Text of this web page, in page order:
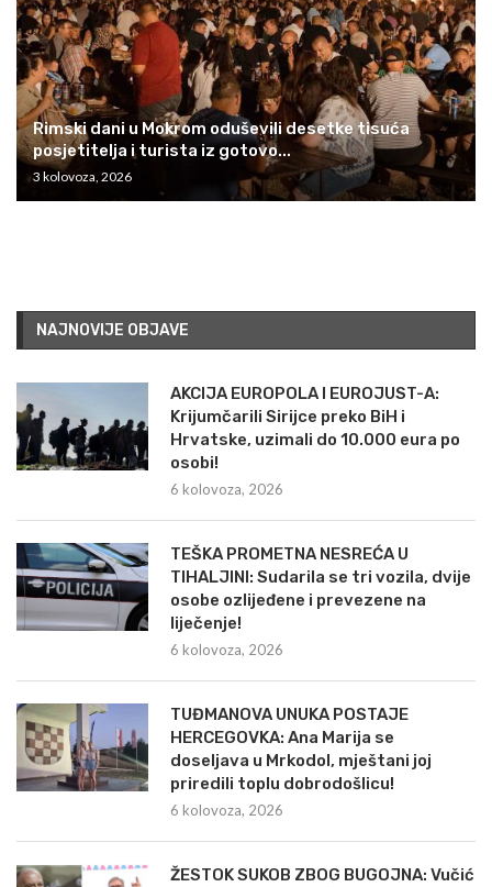
Rimski dani u Mokrom oduševili desetke tisuća
posjetitelja i turista iz gotovo...
3 kolovoza, 2026
NAJNOVIJE OBJAVE
AKCIJA EUROPOLA I EUROJUST-A:
Krijumčarili Sirijce preko BiH i
Hrvatske, uzimali do 10.000 eura po
osobi!
6 kolovoza, 2026
TEŠKA PROMETNA NESREĆA U
TIHALJINI: Sudarila se tri vozila, dvije
osobe ozlijeđene i prevezene na
liječenje!
6 kolovoza, 2026
TUĐMANOVA UNUKA POSTAJE
HERCEGOVKA: Ana Marija se
doseljava u Mrkodol, mještani joj
priredili toplu dobrodošlicu!
6 kolovoza, 2026
ŽESTOK SUKOB ZBOG BUGOJNA: Vučić